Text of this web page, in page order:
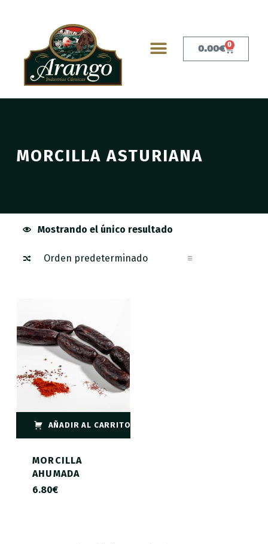
0.00€ 0
MORCILLA ASTURIANA
Mostrando el único resultado
AÑADIR AL CARRITO
MORCILLA
AHUMADA
6.80€